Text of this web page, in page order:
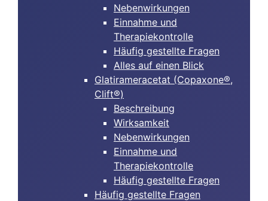
Nebenwirkungen
Einnahme und
Therapiekontrolle
Häufig gestellte Fragen
Alles auf einen Blick
Glatirameracetat (Copaxone®,
Clift®)
Beschreibung
Wirksamkeit
Nebenwirkungen
Einnahme und
Therapiekontrolle
Häufig gestellte Fragen
Häufig gestellte Fragen